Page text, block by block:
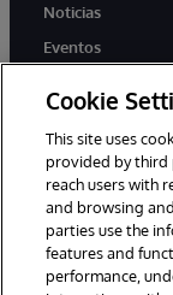
Noticias
Eventos
1996-2026
Cookie
This site uses
provided by third
reach users with
and browsing
parties use the
features and
performance,